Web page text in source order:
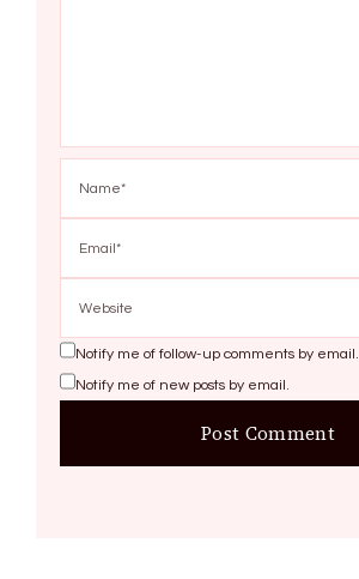
Notify me of follow-up comments by email.
Notify me of new posts by email.